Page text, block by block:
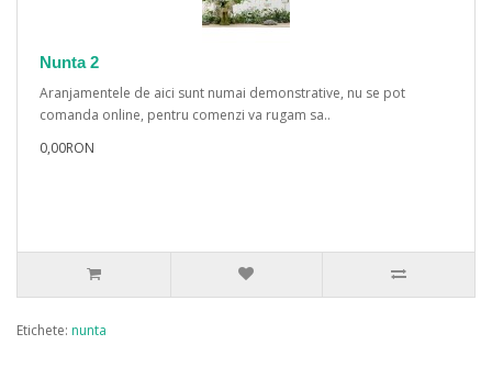
Nunta 2
Aranjamentele de aici sunt numai demonstrative, nu se pot
comanda online, pentru comenzi va rugam sa..
0,00RON
Etichete: nunta